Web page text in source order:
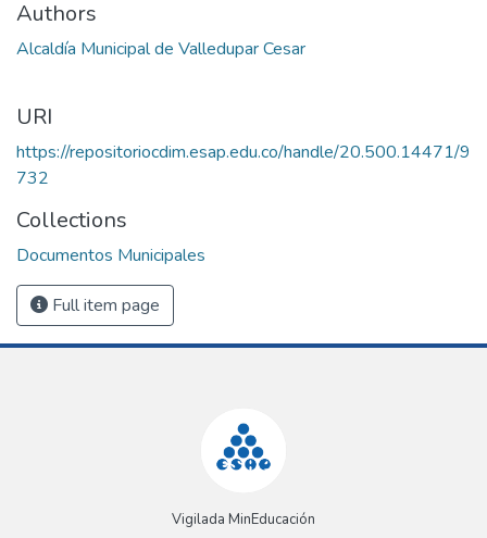
Authors
Alcaldía Municipal de Valledupar Cesar
URI
https://repositoriocdim.esap.edu.co/handle/20.500.14471/9
732
Collections
Documentos Municipales
Full item page
Vigilada MinEducación